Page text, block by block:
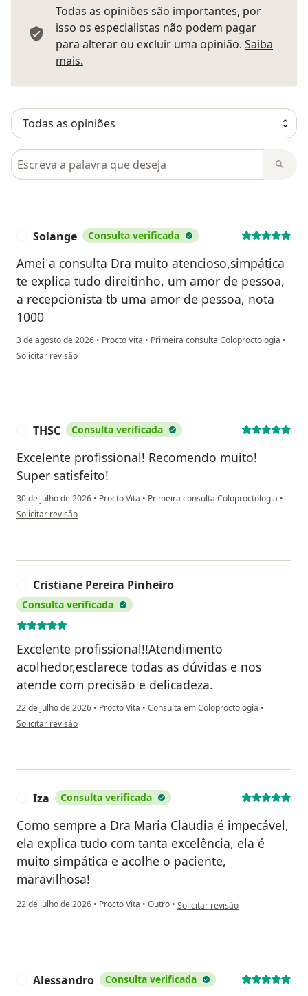
Todas as opiniões são importantes, por
isso os especialistas não podem pagar
para alterar ou excluir uma opinião. Saiba
mais.
Pesquisar em opiniões
Solange Consulta verificada
Amei a consulta Dra muito atencioso,simpática
te explica tudo direitinho, um amor de pessoa,
a recepcionista tb uma amor de pessoa, nota
1000
3 de agosto de 2026 • Procto Vita • Primeira consulta Coloproctologia •
na opinião do utilizador Solange
Solicitar revisão
THSC Consulta verificada
Excelente profissional! Recomendo muito!
Super satisfeito!
30 de julho de 2026 • Procto Vita • Primeira consulta Coloproctologia •
na opinião do utilizador THSC
Solicitar revisão
Cristiane Pereira Pinheiro
Consulta verificada
Excelente profissional!!Atendimento
acolhedor,esclarece todas as dúvidas e nos
atende com precisão e delicadeza.
22 de julho de 2026 • Procto Vita • Consulta em Coloproctologia •
na opinião do utilizador Cristiane Pereira Pinheiro
Solicitar revisão
Iza Consulta verificada
Como sempre a Dra Maria Claudia é impecável,
ela explica tudo com tanta excelência, ela é
muito simpática e acolhe o paciente,
maravilhosa!
22 de julho de 2026 • Procto Vita • Outro • na opinião do utilizador Iza
Solicitar revisão
Alessandro Consulta verificada